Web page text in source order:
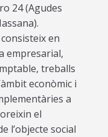
24 (Agudes
en
empresarial,
treballs
econòmic i
a
el
l’objecte social